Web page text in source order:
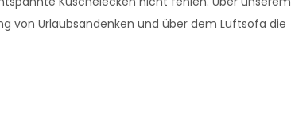
von Urlaubsandenken und über dem Luftsofa die